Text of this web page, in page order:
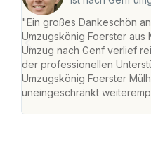
"Ein großes Dankeschön
Umzugskönig Foerster aus
Umzug nach Genf verlief
der professionellen
Umzugskönig Foerster
uneingeschränkt